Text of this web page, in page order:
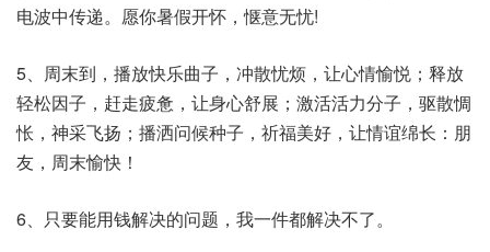
电波中传递。愿你暑假开怀，惬意无忧!
5、周末到，播放快乐曲子，冲散忧烦，让心情愉悦；释放
轻松因子，赶走疲惫，让身心舒展；激活活力分子，驱散惆
怅，神采飞扬；播洒问候种子，祈福美好，让情谊绵长：朋
友，周末愉快！
6、只要能用钱解决的问题，我一件都解决不了。